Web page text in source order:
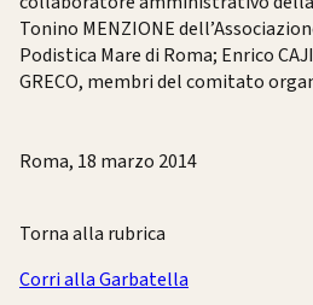
Tonino MENZIONE
Podistica Mare di Roma; Enrico
GRECO, membri del comitato
Roma, 18 marzo 2014
Torna alla rubrica
Corri alla Garbatella